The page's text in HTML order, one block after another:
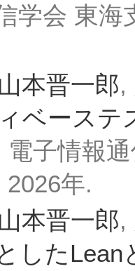
学会 東
本晋一郎,
ベーステ
電子情報
年.
本晋一郎,
した